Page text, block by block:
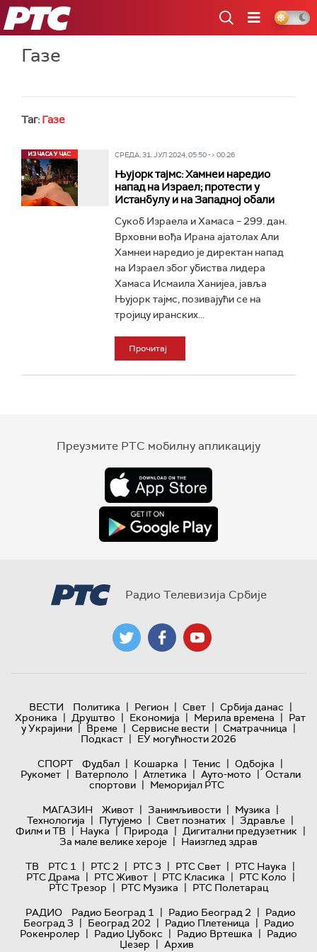
РТС
Газе
Таг: Газе
СРЕДА, 31. ЈУЛ 2024, 05:50 -> 00:26
Њујорк тајмс: Хамнеи наредио
напад на Израел; протести у
Истанбулу и на Западној обали
Сукоб Израела и Хамаса – 299. дан.
Врховни вођа Ирана ајатолах Али
Хамнеи наредио је директан напад
на Израел због убиства лидера
Хамаса Исмаила Ханијеа, јавља
Њујорк тајмс, позивајући се на
тројицу иранских...
Прочитај
Преузмите РТС мобилну апликацију
Радио Телевизија Србије
ВЕСТИ Политика | Регион | Свет | Србија данас |
Хроника | Друштво | Економија | Мерила времена | Рат
у Украјини | Време | Сервисне вести | Сматрачница |
Подкаст | ЕУ могућности 2026
СПОРТ
Фудбал | Кошарка | Тенис | Одбојка |
Рукомет | Ватерполо | Атлетика | Ауто-мото | Остали
спортови | Меморијал РТС
МАГАЗИН
Живот | Занимљивости | Музика |
Технологијa | Путујемо | Свет познатих | Здравље |
Филм и ТВ | Наука | Природа | Дигитални предузетник |
За мале велике хероје | Наизглед здрав
ТВ
РТС 1 | РТС 2 | РТС 3 | РТС Свет | РТС Наука |
РТС Драма | РТС Живот | РТС Класика | РТС Коло |
РТС Трезор | РТС Музика | РТС Полетарац
РАДИО
Радио Београд 1 | Радио Београд 2 | Радио
Београд 3 | Београд 202 | Радио Плетеница | Радио
Рокенролер | Радио Џубокс | Радио Вртешка | Радио
Џезер | Архив